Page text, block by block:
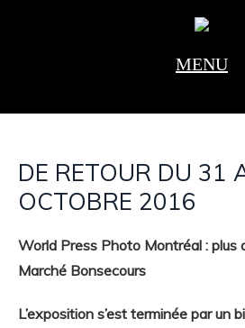
DE RETOUR DU 31
OCTOBRE 2016
World Press Photo Montréal : plus
Marché Bonsecours
L’exposition s’est terminée par un